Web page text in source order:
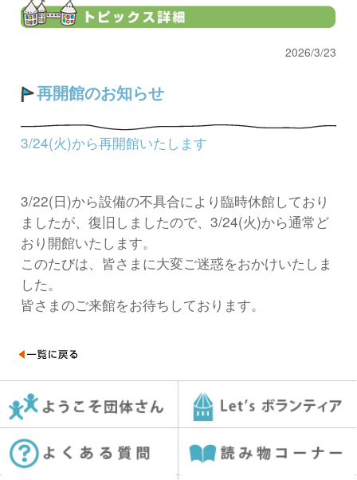
2026/3/23
再開館のお知らせ
3/24(火)から再開館いたします
3/22(日)から設備の不具合により臨時休館しており
ましたが、復旧しましたので、3/24(火)から通常ど
おり開館いたします。
このたびは、皆さまに大変ご迷惑をおかけいたしま
した。
皆さまのご来館をお待ちしております。